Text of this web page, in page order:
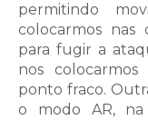
permitindo
colocarmos nas
para fugir a
nos
ponto fraco.
o modo AR,